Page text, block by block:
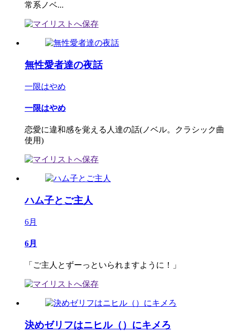
常系ノベ...
無性愛者達の夜話
一限はやめ
一限はやめ
恋愛に違和感を覚える人達の話(ノベル。クラシック曲
使用)
ハム子とご主人
6月
6月
「ご主人とずーっといられますように！」
決めゼリフはニヒル（）にキメろ